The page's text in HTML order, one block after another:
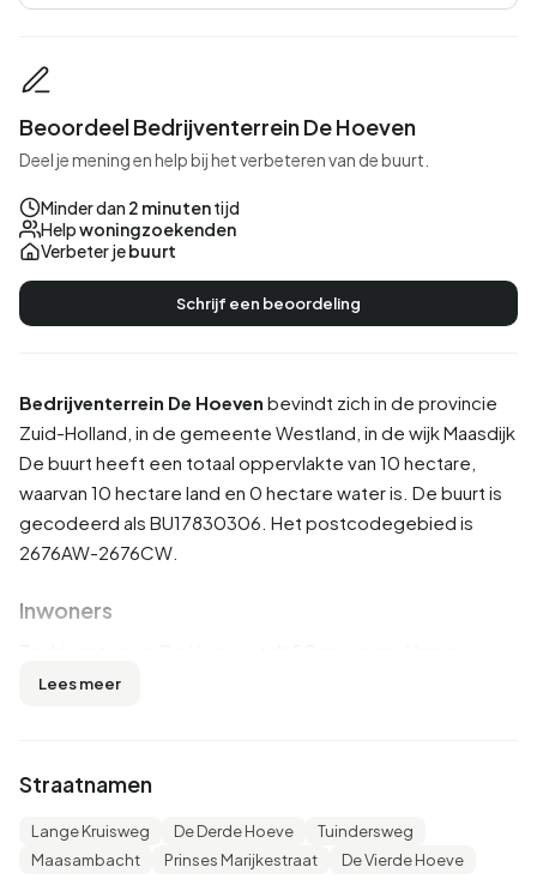
Bedrijventerrein De Hoeven bevindt zich in de provincie
Zuid-Holland , in de gemeente Westland , in de wijkMaasdijk
De buurt heeft een totaal oppervlakte van 10 hectare,
waarvan 10 hectare land en 0 hectare water is. De buurt is
gecodeerd als BU17830306. Het postcodegebied is
2676AW-2676CW.
Inwoners
60,0% man en 50,0% vrouw. De meeste inwoners zijn 45
is 40,0% is ongehuwd, 50,0% is gehuwd, 10,0% is
gescheiden en 10,0% is verweduwd. 50 inwoners komen
uit Nederland.
Lees meer
Straatnamen
Lange Kruisweg De Derde Hoeve
Tuindersweg
Maasambacht
Prinses Marijkestraat De Vierde Hoeve
Beoordeel Bedrijventerrein De Hoeven
Deel je mening en help bij het verbeteren van de buurt.
Minder dan 2 minutentijd
Helpwoningzoekenden
Verbeter jebuurt
Schrijf een beoordeling